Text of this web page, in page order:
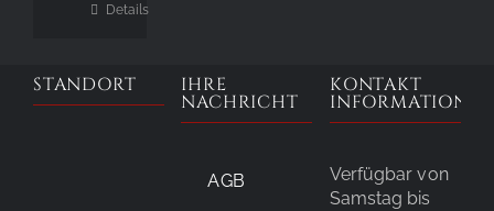
Details
STANDORT IHRE
NACHRICHT
AGB
KONTAKT
INFORMATIONEN
Verfügbar von
Samstag bis